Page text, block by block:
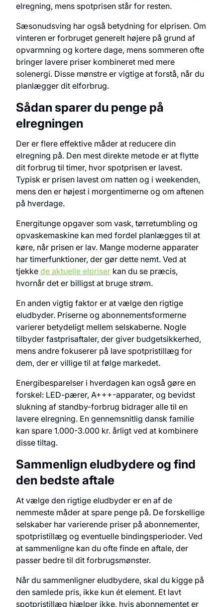
elregning, mens spotprisen står for resten.
Sæsonudsving har også betydning for elprisen. Om
vinteren er forbruget generelt højere på grund af
opvarmning og kortere dage, mens sommeren ofte
bringer lavere priser kombineret med mere
solenergi. Disse mønstre er vigtige at forstå, når du
planlægger dit elforbrug.
Sådan sparer du penge på
elregningen
Der er flere effektive måder at reducere din
elregning på. Den mest direkte metode er at flytte
dit forbrug til timer, hvor spotprisen er lavest.
Typisk er prisen lavest om natten og i weekenden,
mens den er højest i morgentimerne og om aftenen
på hverdage.
Energitunge opgaver som vask, tørretumbling og
opvaskemaskine kan med fordel planlægges til at
køre, når prisen er lav. Mange moderne apparater
har timerfunktioner, der gør dette nemt. Ved at
tjekke de aktuelle elpriser kan du se præcis,
hvornår det er billigst at bruge strøm.
En anden vigtig faktor er at vælge den rigtige
eludbyder. Priserne og abonnementsformerne
varierer betydeligt mellem selskaberne. Nogle
tilbyder fastprisaftaler, der giver budgetsikkerhed,
mens andre fokuserer på lave spotpristillæg for
dem, der er villige til at følge markedet.
Energibesparelser i hverdagen kan også gøre en
forskel: LED-pærer, A+++-apparater, og bevidst
slukning af standby-forbrug bidrager alle til en
lavere elregning. En gennemsnitlig dansk familie
kan spare 1.000-3.000 kr. årligt ved at kombinere
disse tiltag.
Sammenlign eludbydere og find
den bedste aftale
At vælge den rigtige eludbyder er en af de
nemmeste måder at spare penge på. De forskellige
selskaber har varierende priser på abonnementer,
spotpristillæg og eventuelle bindingsperioder. Ved
at sammenligne kan du ofte finde en aftale, der
passer bedre til dit forbrugsmønster.
Når du sammenligner eludbydere, skal du kigge på
den samlede pris, ikke kun ét element. Et lavt
spotpristillæg hjælper ikke, hvis abonnementet er